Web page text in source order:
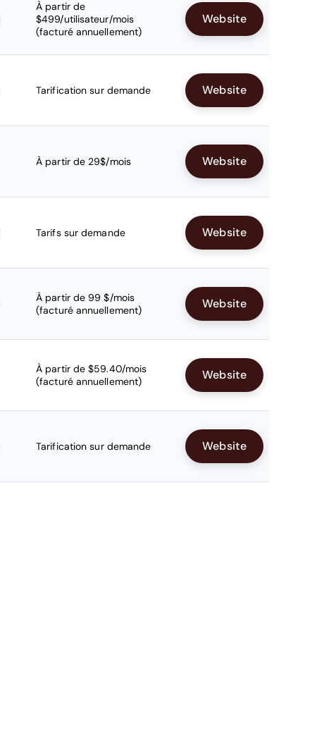
À partir de
$499/utilisateur/mois
(facturé annuellement)
Website
Tarification sur demande Website
À partir de 29$/mois Website
Tarifs sur demande Website
À partir de 99 $/mois
(facturé annuellement)
Website
À partir de $59.40/mois
(facturé annuellement)
Website
Tarification sur demande Website